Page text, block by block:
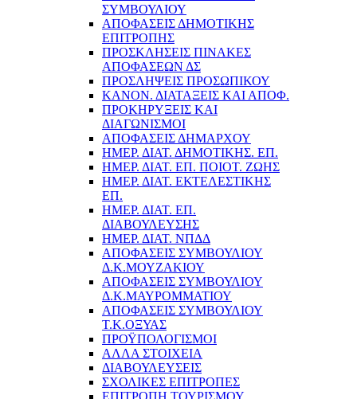
ΣΥΜΒΟΥΛΙΟΥ
ΑΠΟΦΑΣΕΙΣ ΔΗΜΟΤΙΚΗΣ
ΕΠΙΤΡΟΠΗΣ
ΠΡΟΣΚΛΗΣΕΙΣ ΠΙΝΑΚΕΣ
ΑΠΟΦΑΣΕΩΝ ΔΣ
ΠΡΟΣΛΗΨΕΙΣ ΠΡΟΣΩΠΙΚΟΥ
ΚΑΝΟΝ. ΔΙΑΤΑΞΕΙΣ ΚΑΙ ΑΠΟΦ.
ΠΡΟΚΗΡΥΞΕΙΣ ΚΑΙ
ΔΙΑΓΩΝΙΣΜΟΙ
ΑΠΟΦΑΣΕΙΣ ΔΗΜΑΡΧΟΥ
ΗΜΕΡ. ΔΙΑΤ. ΔΗΜΟΤΙΚΗΣ. ΕΠ.
ΗΜΕΡ. ΔΙΑΤ. ΕΠ. ΠΟΙOΤ. ΖΩΗΣ
ΗΜΕΡ. ΔΙΑΤ. ΕΚΤΕΛΕΣΤΙΚΗΣ
ΕΠ.
ΗΜΕΡ. ΔΙΑΤ. ΕΠ.
ΔΙΑΒΟΥΛΕΥΣΗΣ
ΗΜΕΡ. ΔΙΑΤ. ΝΠΔΔ
ΑΠΟΦΑΣΕΙΣ ΣΥΜΒΟΥΛΙΟΥ
Δ.Κ.ΜΟΥΖΑΚΙΟΥ
ΑΠΟΦΑΣΕΙΣ ΣΥΜΒΟΥΛΙΟΥ
Δ.Κ.ΜΑΥΡΟΜΜΑΤΙΟΥ
ΑΠΟΦΑΣΕΙΣ ΣΥΜΒΟΥΛΙΟΥ
Τ.Κ.ΟΞΥΑΣ
ΠΡΟΫΠΟΛΟΓΙΣΜΟΙ
ΑΛΛΑ ΣΤΟΙΧΕΙΑ
ΔΙΑΒΟΥΛΕΥΣΕΙΣ
ΣΧΟΛΙΚΕΣ ΕΠΙΤΡΟΠΕΣ
ΕΠΙΤΡΟΠΗ ΤΟΥΡΙΣΜΟΥ